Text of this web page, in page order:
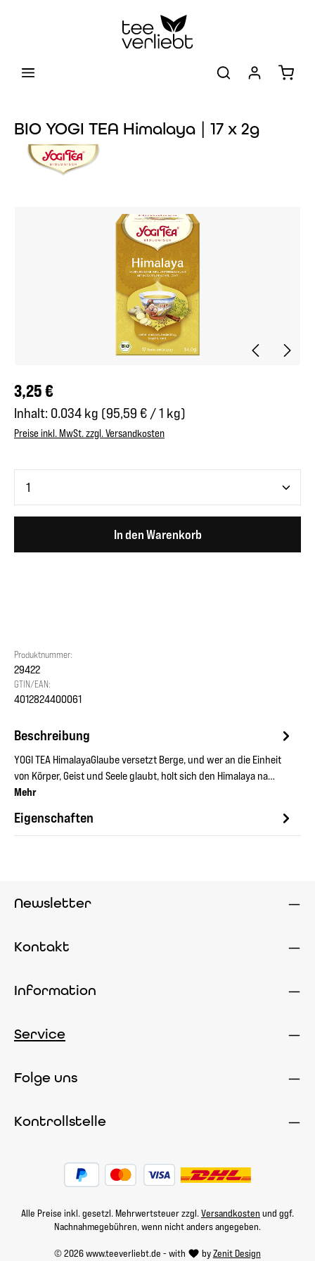
BIO YOGI TEA Himalaya | 17 x 2g
Bildergalerie überspringen
Regulärer Preis:
3,25 €
Inhalt: 0.034 kg (95,59 € / 1 kg)
Preise inkl. MwSt. zzgl. Versandkosten
In den Warenkorb
Produktnummer:
29422
GTIN/EAN:
4012824400061
Beschreibung
YOGI TEA HimalayaGlaube versetzt Berge, und wer an die Einheit
von Körper, Geist und Seele glaubt, holt sich den Himalaya na…
Mehr
Eigenschaften
Newsletter
Kontakt
Information
Service
Folge uns
Kontrollstelle
© 2026 www.teeverliebt.de - with byZenit Design
Alle Preise inkl. gesetzl. Mehrwertsteuer zzgl. Versandkosten und ggf.
Nachnahmegebühren, wenn nicht anders angegeben.